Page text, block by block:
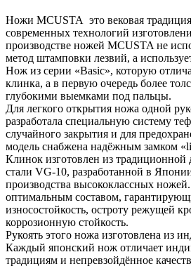
Ножи MCUSTA это вековая традиция
современных технологий
производстве ножей MCUSTA не
метод штамповки лезвий, а
Нож из серии «Basic», которую
клинка, а в первую очередь более
глубокими выемками под пальцы.
Для легкого открытия ножа одной
разработала специальную систему
случайного закрытия и для
модель снабжена надёжным замком
Клинок изготовлен из
стали VG-10, разработанной в
производства высококлассных ножей.
оптимальным составом,
износостойкость, остроту режущей
коррозионную стойкость.
Рукоять этого ножа изготовлена из
Каждый японский нож отличает
традициям и непревзойдённое